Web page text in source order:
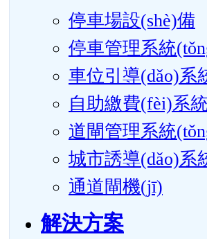
停車場設(shè)備
停車管理系統
車位引導(dǎo)系
自助繳費(fèi)系
道閘管理系統
城市誘導(dǎo)系
通道閘機(jī)
解決方案